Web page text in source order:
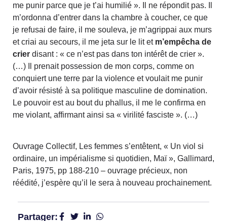
me punir parce que je t’ai humilié ». Il ne répondit pas. Il
m’ordonna d’entrer dans la chambre à coucher, ce que
je refusai de faire, il me souleva, je m’agrippai aux murs
et criai au secours, il me jeta sur le lit et m’empêcha de
crier disant : « ce n’est pas dans ton intérêt de crier ».
(…) Il prenait possession de mon corps, comme on
conquiert une terre par la violence et voulait me punir
d’avoir résisté à sa politique masculine de domination.
Le pouvoir est au bout du phallus, il me le confirma en
me violant, affirmant ainsi sa « virilité fasciste ». (…)
Ouvrage Collectif, Les femmes s’entêtent, « Un viol si
ordinaire, un impérialisme si quotidien, Maï », Gallimard,
Paris, 1975, pp 188-210 – ouvrage précieux, non
réédité, j’espère qu’il le sera à nouveau prochainement.
Partager: